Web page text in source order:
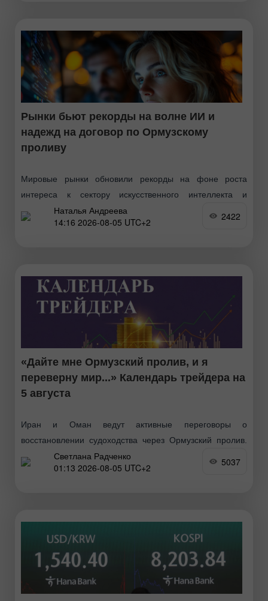
Рынки бьют рекорды на волне ИИ и
надежд на договор по Ормузскому
проливу
Мировые рынки обновили рекорды на фоне роста
интереса к сектору искусственного интеллекта и
ожиданий по возможной американо-иранской сделке,
которая может разблокировать поставки нефти через
Наталья Андреева
14:16 2026-08-05 UTC+2
2422
«Дайте мне Ормузский пролив, и я
переверну мир...» Календарь трейдера на
5 августа
Иран и Оман ведут активные переговоры о
восстановлении судоходства через Ормузский пролив.
Согласно данным The New York Times, обсуждаемая
схема предполагает проход входящих судов по
Светлана Радченко
01:13 2026-08-05 UTC+2
5037